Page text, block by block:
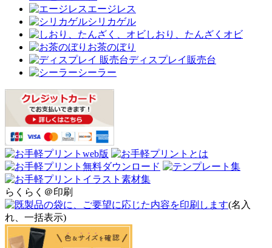
エージレス
シリカゲル
しおり、たんざくオビ
お茶のぼり
ディスプレイ販売台
シーラー
らくらく＠印刷
(名入
れ、一括表示)